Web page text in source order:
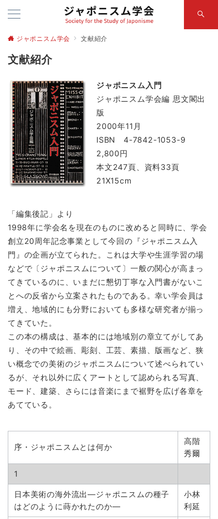
ジャポニスム学会 文献紹介
文献紹介
ジャポニスム入門
ジャポニスム学会編 思文閣出
版
2000年11月
ISBN 4-7842-1053-9
2,800円
本文247頁、資料33頁
21X15cm
「編集後記」より
1998年に学会名を現在のものに改めると同時に、学会
創立20周年記念事業として今回の『ジャポニスム入
門』の企画が立てられた。これは大学や生涯学習の場
などで〔ジャポニスムについて〕一般の関心が高まっ
てきているのに、いまだに懇切丁寧な入門書がないこ
とへの反省から立案されたものである。幸い学会員は
増え、地域的にも分野においても多様な研究者が揃っ
てきていた。
この本の構成は、基本的には地域別の章立てがしてあ
り、その中で絵画、彫刻、工芸、素描、版画など、狭
い概念での美術のジャポニスムについて述べられてい
るが、それ以外に広くアートとして認められる写真、
モード、建築、さらには音楽にまで裾野を広げ各章を
あてている。
序・ジャポニスムとは何か
高階
秀爾
1
日本美術の海外流出―ジャポニスムの種子
はどのように蒔かれたのか―
小林
利延